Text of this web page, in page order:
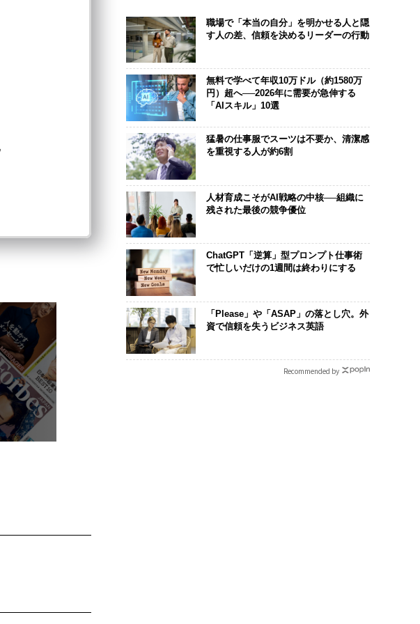
職場で「本当の自分」を明かせる人と隠
す人の差、信頼を決めるリーダーの行動
無料で学べて年収10万ドル（約1580万
円）超へ──2026年に需要が急伸する
「AIスキル」10選
猛暑の仕事服でスーツは不要か、清潔感
を重視する人が約6割
人材育成こそがAI戦略の中核──組織に
残された最後の競争優位
ChatGPT「逆算」型プロンプト仕事術
で忙しいだけの1週間は終わりにする
「Please」や「ASAP」の落とし穴。外
資で信頼を失うビジネス英語
Recommended by